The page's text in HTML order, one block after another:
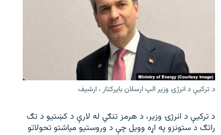
د ترکیې د انرژۍ وزیر الپ ارسلان بایرکتار ، ارشیف
د ترکیې د انرژۍ وزیر، د هرمز تنګي له لارې د کښتیو د تګ
راتګ د ستونزو په اړه وویل چې د وروستیو میاشتو تحولاتو